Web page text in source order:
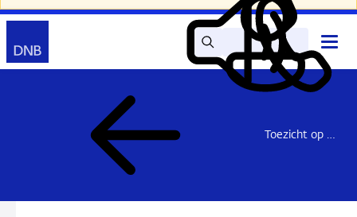
Zoek Lees
voor
Mijn
DNB
Contact
Toezicht op Clearinginstellingen